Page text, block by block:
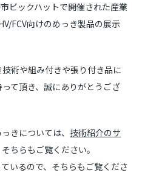
ビックハットで開催された産業
FCV向けのめっき製品の展示
術や組み付きや張り付き品に
て頂き、誠にありがとうござ
きについては、 技術紹介のサ
ちらもご覧ください。
いるので、そちらもご覧くださ